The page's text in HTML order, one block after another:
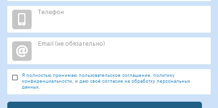
Телефон
Email (не обязательно)
Я полностью принимаю пользовательское соглашение, политику
конфиденциальности, и даю своё согласие на обработку персональных
данных.